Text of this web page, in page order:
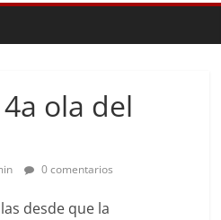
ola del
0 comentarios
desde que la